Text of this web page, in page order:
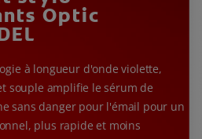
Optic
à longueur d'onde violette,
souple amplifie le sérum de
sans danger pour l'émail pour un
plus rapide et moins